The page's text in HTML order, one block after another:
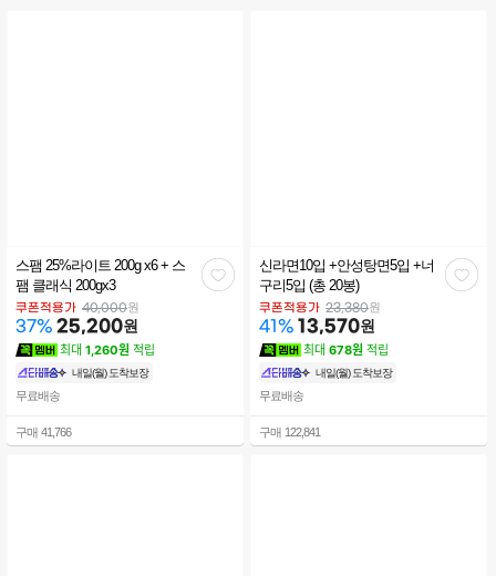
스팸 25%라이트 200g x6 + 스
팸 클래식 200gx3
쿠폰적용가 40,000원
37% 25,200원
최대 1,260원 적립
내일(월) 도착보장
무료배송
구매 41,766
관
신라면10입 +안성탕면5입 +너
구리5입 (총 20봉)
쿠폰적용가 23,380원
41% 13,570원
최대 678원 적립
내일(월) 도착보장
무료배송
구매 122,841
관